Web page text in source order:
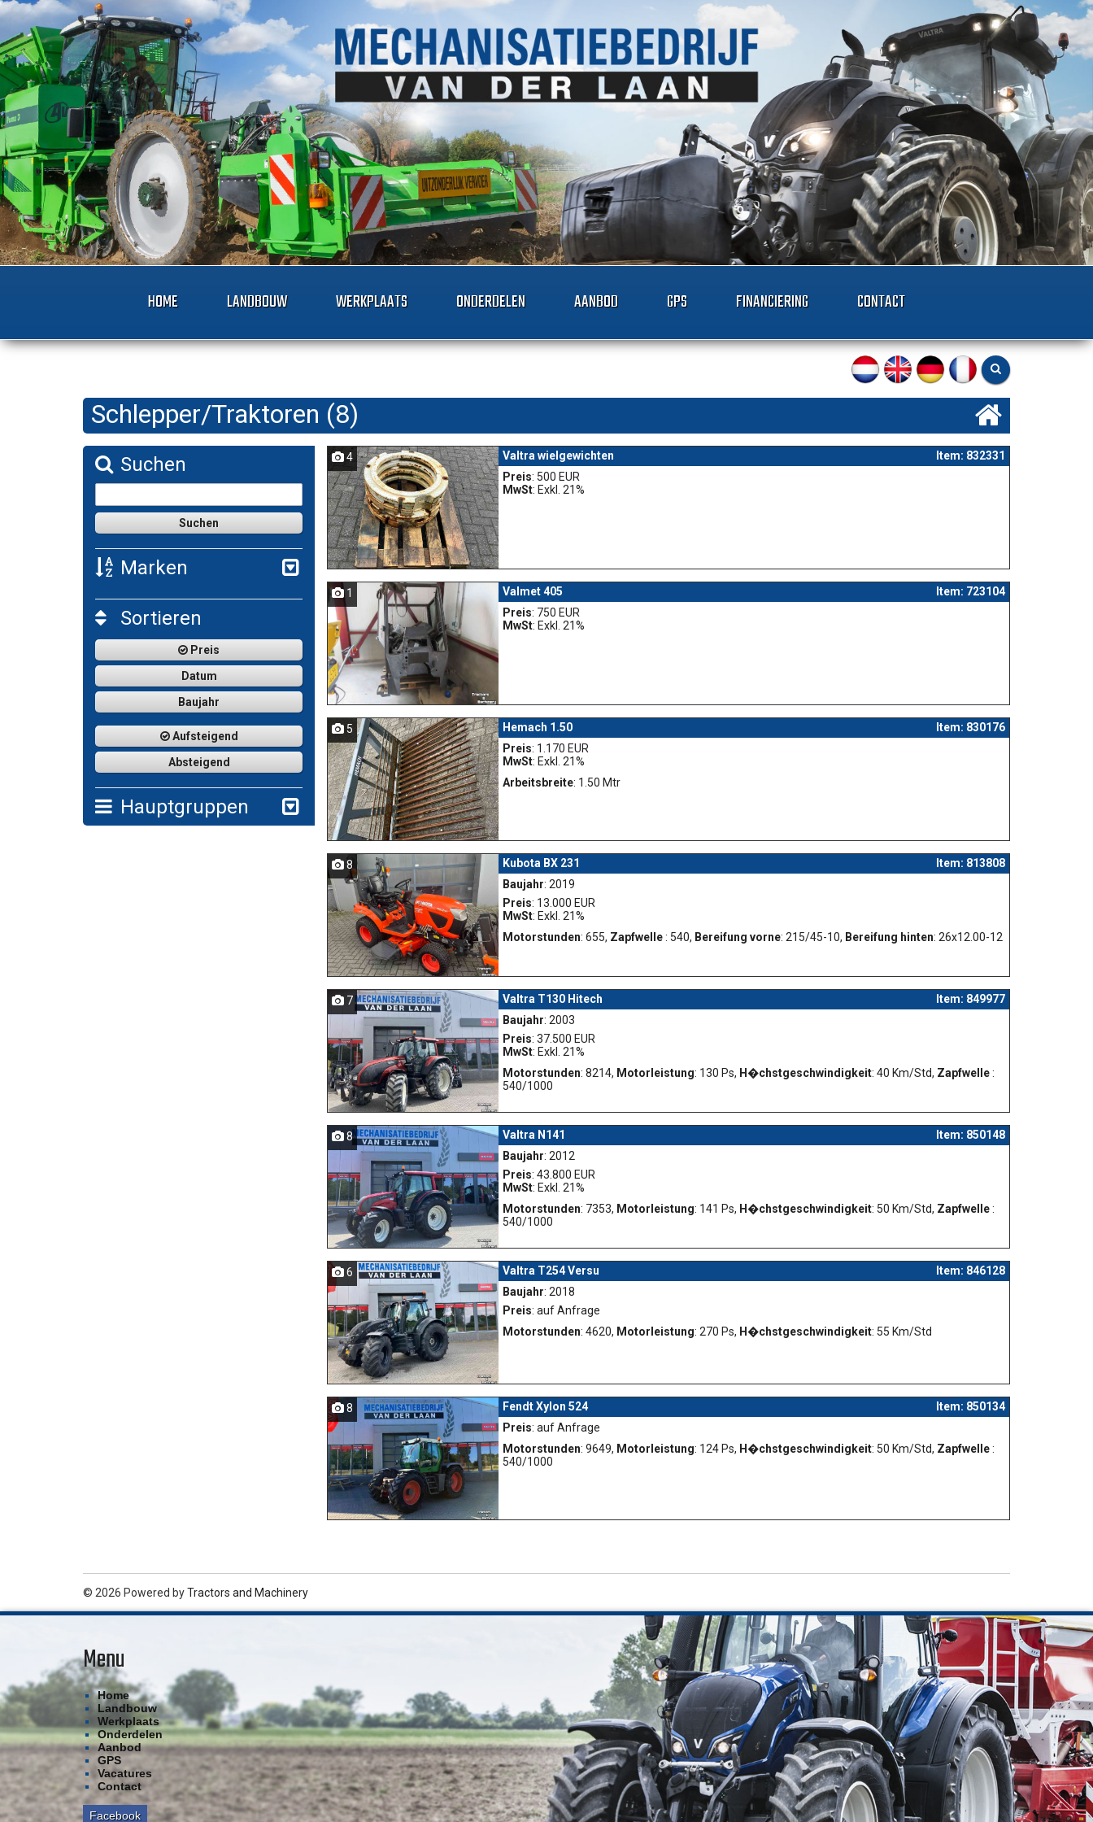
HOME LANDBOUW WERKPLAATS ONDERDELEN AANBOD GPS FINANCIERING CONTACT
Schlepper/Traktoren (8)
Suchen
Marken
Sortieren
Preis
Datum
Baujahr
Aufsteigend
Absteigend
Hauptgruppen
4 Valtra wielgewichten
Item: 832331
Preis: 500 EUR
MwSt: Exkl. 21%
1 Valmet 405
Item: 723104
Preis: 750 EUR
MwSt: Exkl. 21%
5 Hemach 1.50
Item: 830176
Preis: 1.170 EUR
MwSt: Exkl. 21%
Arbeitsbreite: 1.50 Mtr
8 Kubota BX 231
Item: 813808
Baujahr: 2019
Preis: 13.000 EUR
MwSt: Exkl. 21%
Motorstunden: 655, Zapfwelle: 540, Bereifung vorne: 215/45-10, Bereifung hinten: 26x12.00-12
7 Valtra T130 Hitech
Item: 849977
Baujahr: 2003
Preis: 37.500 EUR
MwSt: Exkl. 21%
Motorstunden: 8214, Motorleistung: 130 Ps, H�chstgeschwindigkeit: 40 Km/Std, Zapfwelle:
540/1000
8 Valtra N141
Item: 850148
Baujahr: 2012
Preis: 43.800 EUR
MwSt: Exkl. 21%
Motorstunden: 7353, Motorleistung: 141 Ps, H�chstgeschwindigkeit: 50 Km/Std, Zapfwelle:
540/1000
6 Valtra T254 Versu
Item: 846128
Baujahr: 2018
Preis: auf Anfrage
Motorstunden: 4620, Motorleistung: 270 Ps, H�chstgeschwindigkeit: 55 Km/Std
8 Fendt Xylon 524
Item: 850134
Preis: auf Anfrage
Motorstunden: 9649, Motorleistung: 124 Ps, H�chstgeschwindigkeit: 50 Km/Std, Zapfwelle:
540/1000
© 2026 Powered byTractors and Machinery
Menu
Home
Landbouw
Werkplaats
Onderdelen
Aanbod
GPS
Vacatures
Contact
Facebook